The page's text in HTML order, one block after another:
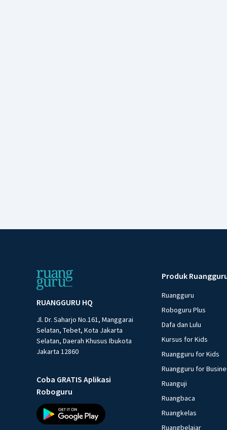
RUANGGURU HQ
Jl. Dr. Saharjo No.161, Manggarai
Selatan, Tebet, Kota Jakarta
Selatan, Daerah Khusus Ibukota
Jakarta 12860
Coba GRATIS Aplikasi
Roboguru
Produk
Ruangguru
Roboguru Plus
Dafa dan Lulu
Kursus for Kids
Ruangguru for Kids
Ruangguru for
Ruanguji
Ruangbaca
Ruangkelas
Ruangbelajar